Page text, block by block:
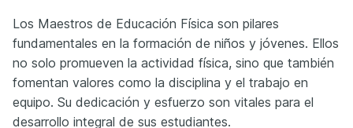
Deportes y Actividades al
Me encanta participar en
senderismo, ciclismo y
tiempo libre.
Educación y Bienestar
Estoy apasionado por enseñar
y motivar a los niños jóvenes a
saludable.
Disfruto experimentar con
recetas saludables que
vida activo y nutrido.
Organización de eventos deportivos
Enseñanza inclusiva en educación física
Conciencia sobre salud y bienestar
Gestión de comportamientos de los
estudiantes
Español Nativo
Inglés
Los Maestros de Educación Física son pilares
fundamentales en la formación de niños y jóvenes. Ellos
no solo promueven la actividad física, sino que también
fomentan valores como la disciplina y el trabajo en
equipo. Su dedicación y esfuerzo son vitales para el
desarrollo integral de sus estudiantes.